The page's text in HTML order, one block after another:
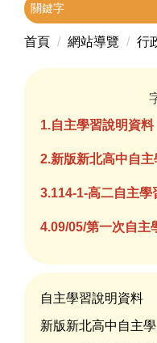
首頁 網站導覽 行
1.自主學習說明資料
2.新版新北高中自
3.114-1-高二自主
4.09/05/第一次自主
自主學習說明資料
新版新北高中自主